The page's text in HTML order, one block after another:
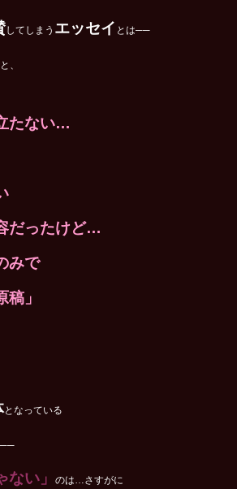
してしまう エッセイ とは──
、
たない…
だったけど…
みで
」
となっている
──
ない」 のは…さすがに